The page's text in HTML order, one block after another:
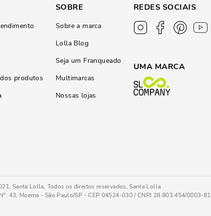
produtos
SOBRE
Sobre a marca
Lolla Blog
Seja um Franqueado
Multimarcas
Nossas lojas
REDES SOCIAIS
UMA MARCA
Santa Lolla, Todos os direitos reservados, Santa Lolla
43, Moema - São Paulo/SP - CEP 04524-030 / CNPJ 28.803.454/0003-81